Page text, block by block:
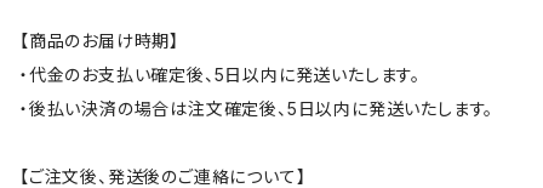
【商品のお届け時期】
・代金のお支払い確定後、5日以内に発送いたします。
・後払い決済の場合は注文確定後、5日以内に発送いたします。
【ご注文後、発送後のご連絡について】